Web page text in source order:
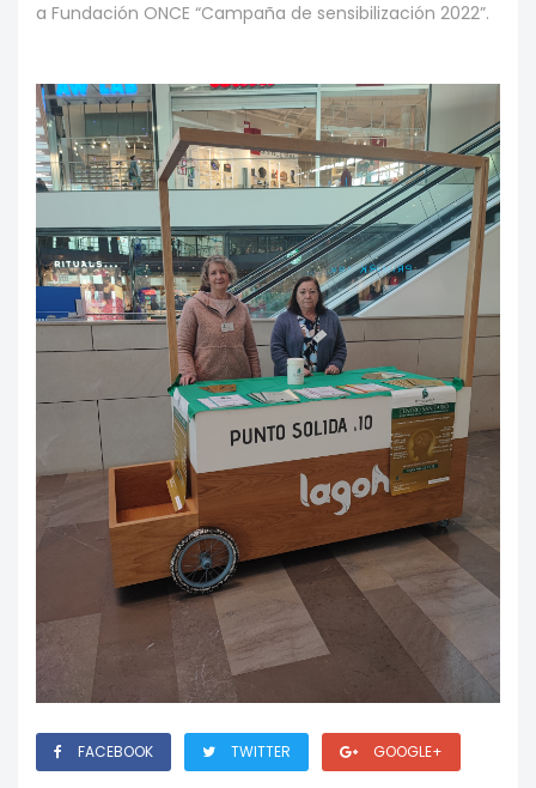
a Fundación ONCE “Campaña de sensibilización 2022”.
FACEBOOK TWITTER GOOGLE+